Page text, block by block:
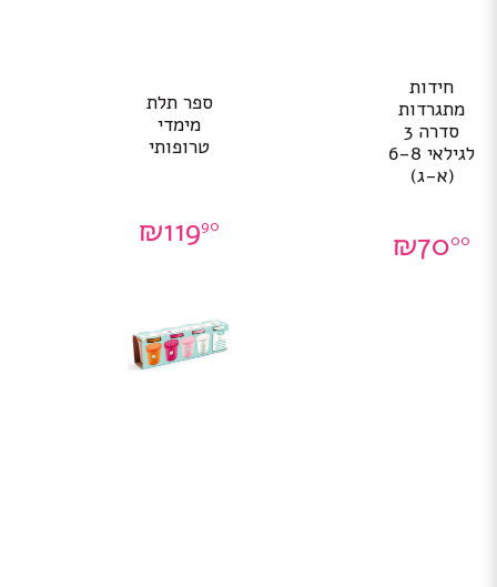
חידות
מתגרדות
סדרה 3
לגילאי 6-8
(א-ג)
₪7000
ספר תלת
מימדי
טרופותי
₪11990